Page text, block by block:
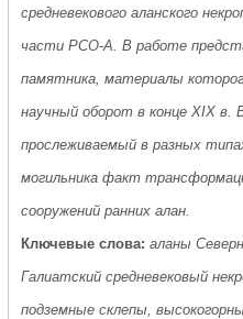
средневекового аланского
части РСО-А. В работе
памятника, материалы
научный оборот в конце XIX в.
прослеживаемый в разных
могильника факт
сооружений ранних алан.
Ключевые слова: аланы
Галиатский средневековый
подземные склепы,